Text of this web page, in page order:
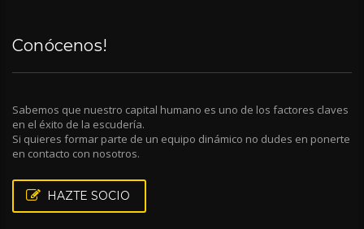
Conócenos!
Sabemos que nuestro capital humano es uno de los factores claves
en el éxito de la escudería.
Si quieres formar parte de un equipo dinámico no dudes en ponerte
en contacto con nosotros.
HAZTE SOCIO